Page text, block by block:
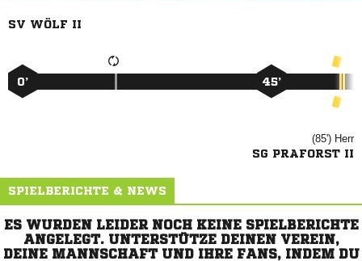
SV WÖLF II
0’ 45’
(85') 
SG PRAFORST II
SPIELBERICHTE & NEWS
ES WURDEN LEIDER NOCH KEINE SPIELBERICHTE
ANGELEGT. UNTERSTÜTZE DEINEN VEREIN,
DEINE MANNSCHAFT UND IHRE FANS, INDEM DU